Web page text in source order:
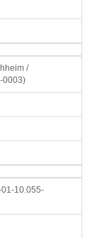
/
0003)
01-10.055-